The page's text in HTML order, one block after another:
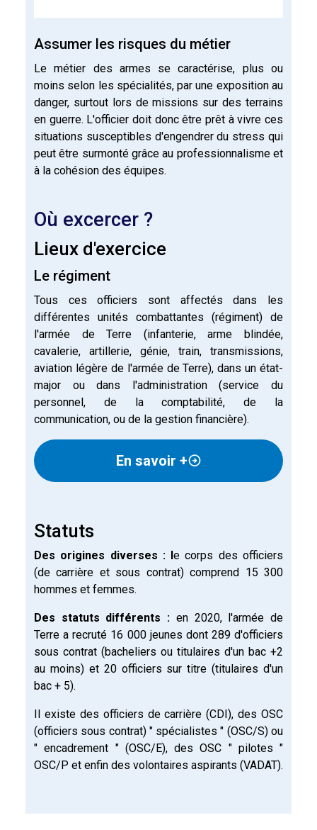
Assumer les risques du métier
Le métier des armes se caractérise, plus ou
moins selon les spécialités, par une exposition au
danger, surtout lors de missions sur des terrains
en guerre. L'officier doit donc être prêt à vivre ces
situations susceptibles d'engendrer du stress qui
peut être surmonté grâce au professionnalisme et
à la cohésion des équipes.
Où excercer ?
Lieux d'exercice
Le régiment
Tous ces officiers sont affectés dans les
différentes unités combattantes (régiment) de
l'armée de Terre (infanterie, arme blindée,
cavalerie, artillerie, génie, train, transmissions,
aviation légère de l'armée de Terre), dans un état-
major ou dans l'administration (service du
personnel, de la comptabilité, de la
communication, ou de la gestion financière).
En savoir +
Statuts
Des origines diverses :le corps des officiers
(de carrière et sous contrat) comprend 15 300
hommes et femmes.
Des statuts différents : en 2020, l'armée de
Terre a recruté 16 000 jeunes dont 289 d'officiers
sous contrat (bacheliers ou titulaires d'un bac +2
au moins) et 20 officiers sur titre (titulaires d'un
bac + 5).
Il existe des officiers de carrière (CDI), des OSC
(officiers sous contrat) " spécialistes " (OSC/S) ou
" encadrement " (OSC/E), des OSC " pilotes "
OSC/P et enfin des volontaires aspirants (VADAT).